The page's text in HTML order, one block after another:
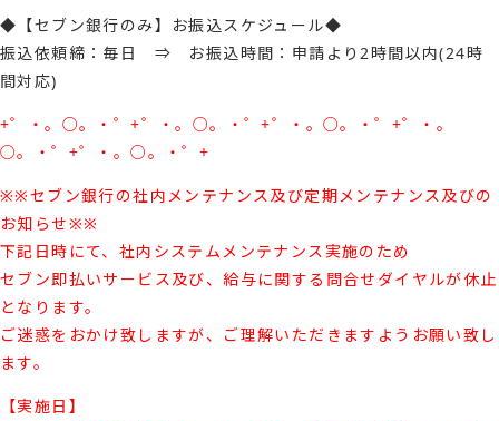
◆【セブン銀行のみ】お振込スケジュール◆
振込依頼締：毎日 ⇒ お振込時間：申請より2時間以内(24時
間対応)
+゜・。○。・゜+゜・。○。・゜+゜・。○。・゜+゜・。
○。・゜+゜・。○。・゜+
※※セブン銀行の社内メンテナンス及び定期メンテナンス及びの
お知らせ※※
下記日時にて、社内システムメンテナンス実施のため
セブン即払いサービス及び、給与に関する問合せダイヤルが休止
となります。
ご迷惑をおかけ致しますが、ご理解いただきますようお願い致し
ます。
【実施日】